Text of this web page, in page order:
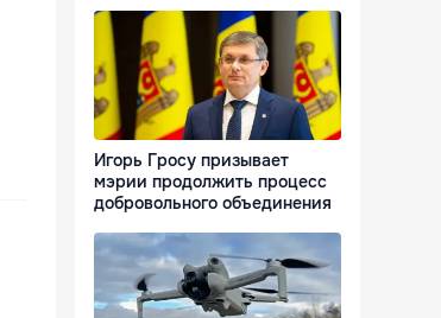
Игорь Гросу призывает
мэрии продолжить процесс
добровольного объединения